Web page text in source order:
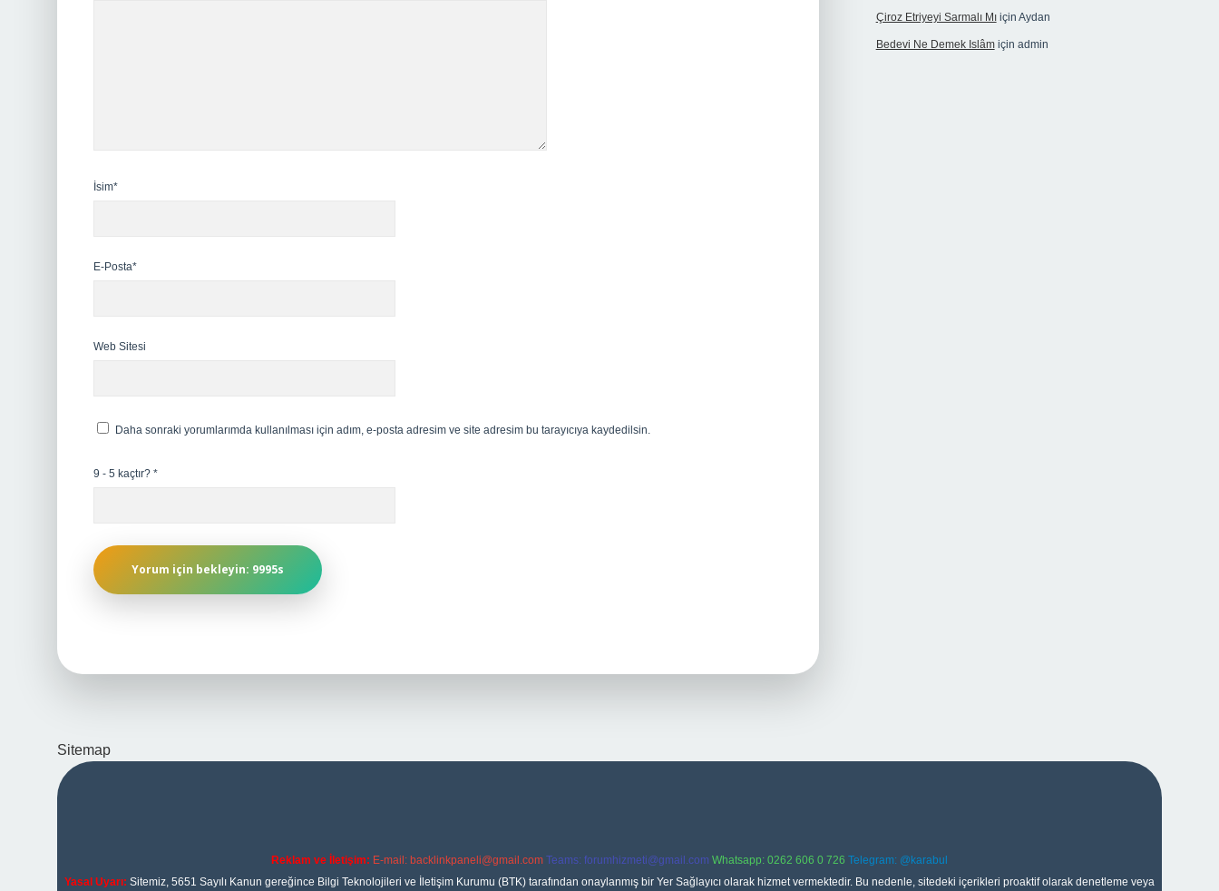
İsim*
E-Posta*
Web Sitesi
Daha sonraki yorumlarımda kullanılması için adım, e-posta adresim ve site adresim bu tarayıcıya kaydedilsin.
9 - 5 kaçtır? *
Sitemap
Çiroz Etriyeyi Sarmalı Mıiçin Aydan
Bedevi Ne Demek Islâmiçin admin
Reklam ve İletişim: E-mail: backlinkpaneli@gmail.com Teams: forumhizmeti@gmail.com Whatsapp: 0262 606 0 726 Telegram: @karabul
Yasal Uyarı: Sitemiz, 5651 Sayılı Kanun gereğince Bilgi Teknolojileri ve İletişim Kurumu (BTK) tarafından onaylanmış bir Yer Sağlayıcı olarak hizmet vermektedir. Bu nedenle, sitedeki içerikleri proaktif olarak denetleme veya